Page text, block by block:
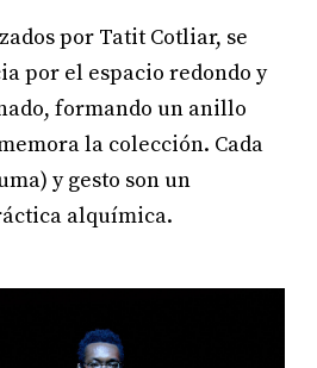
por Tatit Cotliar, se
por el espacio redondo y
formando un anillo
la colección. Cada
y gesto son un
alquímica.